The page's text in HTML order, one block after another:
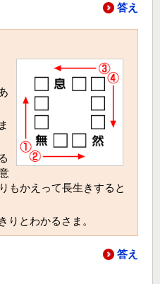
答え
もかえって長生きすると
りとわかるさま。
答え